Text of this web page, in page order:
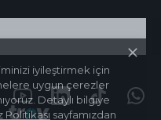
iyileştirmek için
uygun çerezler
Detaylı bilgiye
Politikası sayfamızdan